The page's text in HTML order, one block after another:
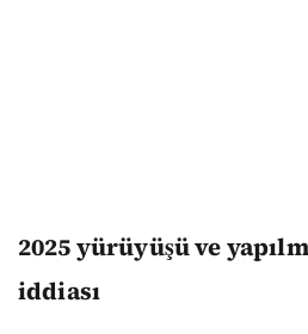
2025 yürüyüşü ve
iddiası